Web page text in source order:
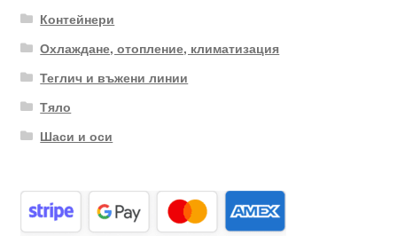
Контейнери
Охлаждане, отопление, климатизация
Теглич и въжени линии
Тяло
Шаси и оси